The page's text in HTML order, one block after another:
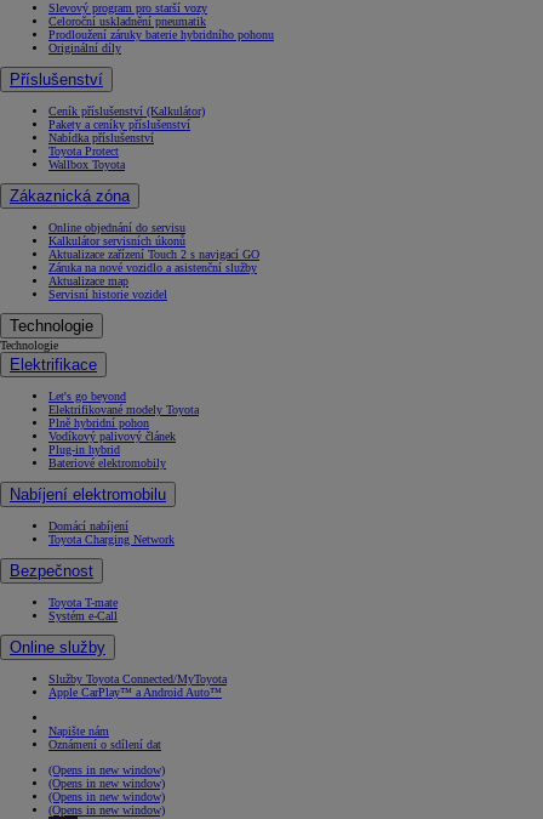
Slevový program pro starší vozy
Celoroční uskladnění pneumatik
Prodloužení záruky baterie hybridního pohonu
Originální díly
Příslušenství
Ceník příslušenství (Kalkulátor)
Pakety a ceníky příslušenství
Nabídka příslušenství
Toyota Protect
Wallbox Toyota
Zákaznická zóna
Online objednání do servisu
Kalkulátor servisních úkonů
Aktualizace zařízení Touch 2 s navigací GO
Záruka na nové vozidlo a asistenční služby
Aktualizace map
Servisní historie vozidel
Technologie
Technologie
Elektrifikace
Let's go beyond
Elektrifikované modely Toyota
Plně hybridní pohon
Vodíkový palivový článek
Plug-in hybrid
Bateriové elektromobily
Nabíjení elektromobilu
Domácí nabíjení
Toyota Charging Network
Bezpečnost
Toyota T-mate
Systém e-Call
Online služby
Služby Toyota Connected/MyToyota
Apple CarPlay™ a Android Auto™
Napište nám
Oznámení o sdílení dat
(Opens in new window)
(Opens in new window)
(Opens in new window)
(Opens in new window)